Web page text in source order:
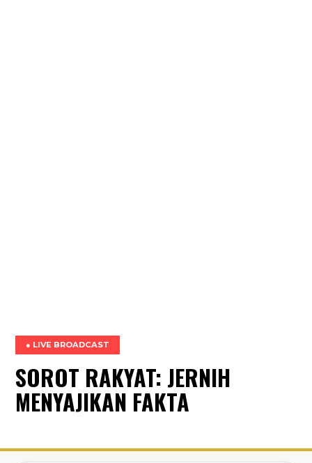
● LIVE BROADCAST
SOROT RAKYAT: JERNIH
MENYAJIKAN FAKTA